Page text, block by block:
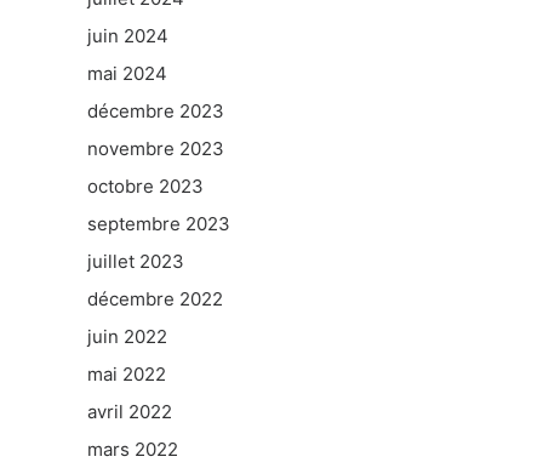
juin 2024
mai 2024
décembre 2023
novembre 2023
octobre 2023
septembre 2023
juillet 2023
décembre 2022
juin 2022
mai 2022
avril 2022
mars 2022